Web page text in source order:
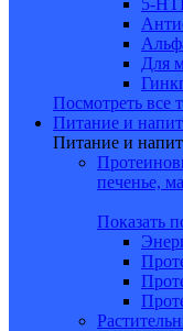
Для
Посмотреть все
Питание и
Питание и
печенье,
Показать